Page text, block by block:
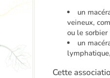
un
veineux,
ou le sorbier
un
Cette